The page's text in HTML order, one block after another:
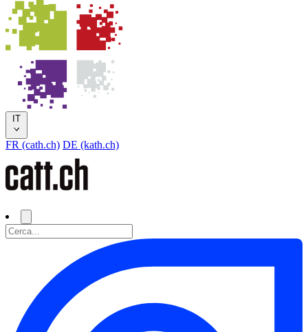
IT
FR (cath.ch) DE (kath.ch)